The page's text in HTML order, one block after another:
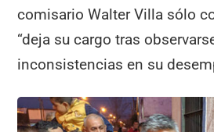
comisario Walter Villa sólo
“deja su cargo tras
inconsistencias en su